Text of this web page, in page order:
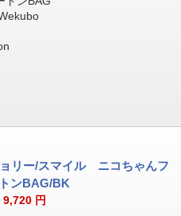
リー/スマイル ニコちゃんフ
ンBAG/BK
9,720 円